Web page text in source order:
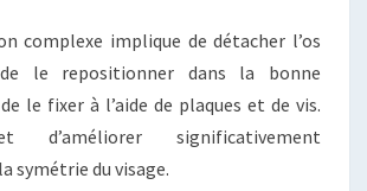
complexe implique de détacher l’os
le repositionner dans la bonne
le fixer à l’aide de plaques et de vis.
d’améliorer significativement
symétrie du visage.